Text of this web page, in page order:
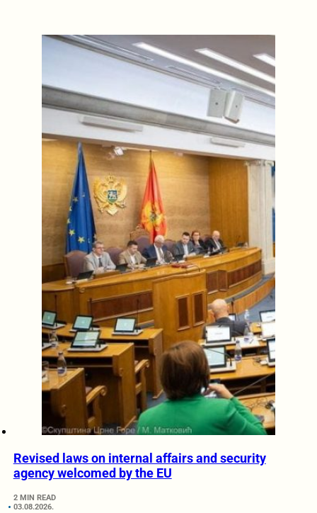
Revised laws on internal affairs and security
agency welcomed by the EU
2 MIN READ
03.08.2026.